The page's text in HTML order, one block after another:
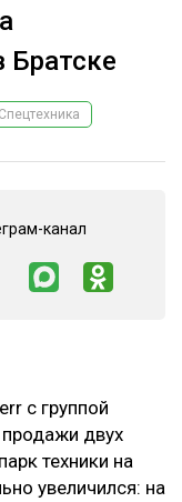
Спецтехника
с группой
двух
техники на
увеличился: на
канал